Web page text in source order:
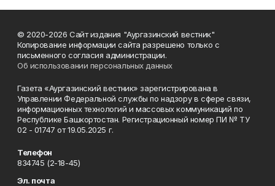
© 2020-2026 Сайт издания "Аургазинский вестник"
Копирование информации сайта разрешено только с
письменного согласия администрации.
Об использовании персональных данных
Газета «Аургазинский вестник» зарегистрирована в
Управлении Федеральной службы по надзору в сфере связи,
информационных технологий и массовых коммуникаций по
Республике Башкортостан. Регистрационный номер ПИ № ТУ
02 - 01747 от 19.05.2025 г.
Телефон
834745 (2-18-45)
Эл. почта